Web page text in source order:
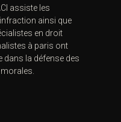
assiste les
ainsi que
en droit
à paris ont
dans la défense des